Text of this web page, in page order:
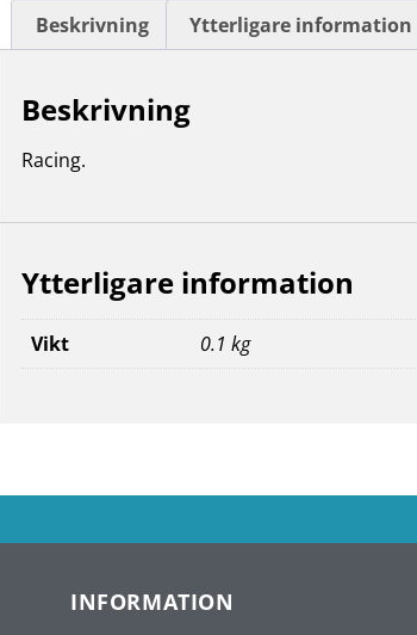
Beskrivning Ytterligare information
Beskrivning
Racing.
Ytterligare information
Vikt 0.1 kg
INFORMATION